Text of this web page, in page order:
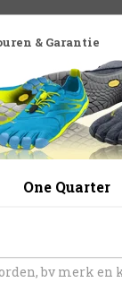
& Garantie
One Quarter